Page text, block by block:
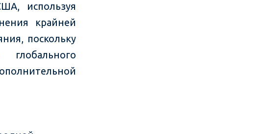
используя
крайней
поскольку